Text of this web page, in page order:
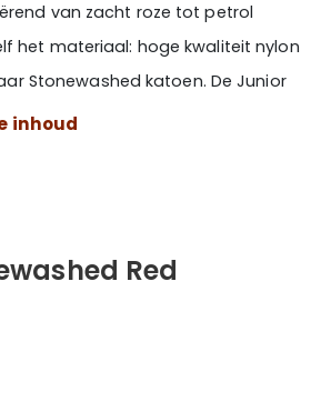
van zacht roze tot petrol
het materiaal: hoge kwaliteit nylon
Stonewashed katoen. De Junior
slotte binnen te gebruiken en zowel
niet in, op, tegen of in de buurt van
wordt door de zon. Dit kan
het oppervlak waar dit product
kan ervoor zorgen dat de
inhoud
Red